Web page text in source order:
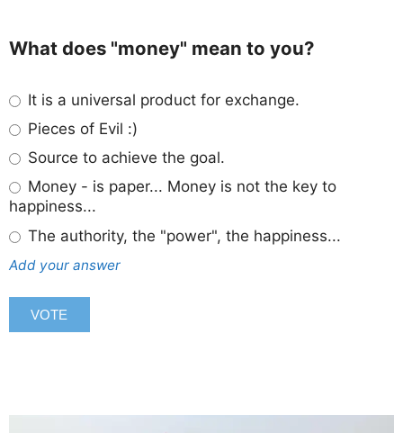
What does "money" mean to you?
It is a universal product for exchange.
Pieces of Evil :)
Source to achieve the goal.
Money - is paper... Money is not the key to
happiness...
The authority, the "power", the happiness...
Add your answer